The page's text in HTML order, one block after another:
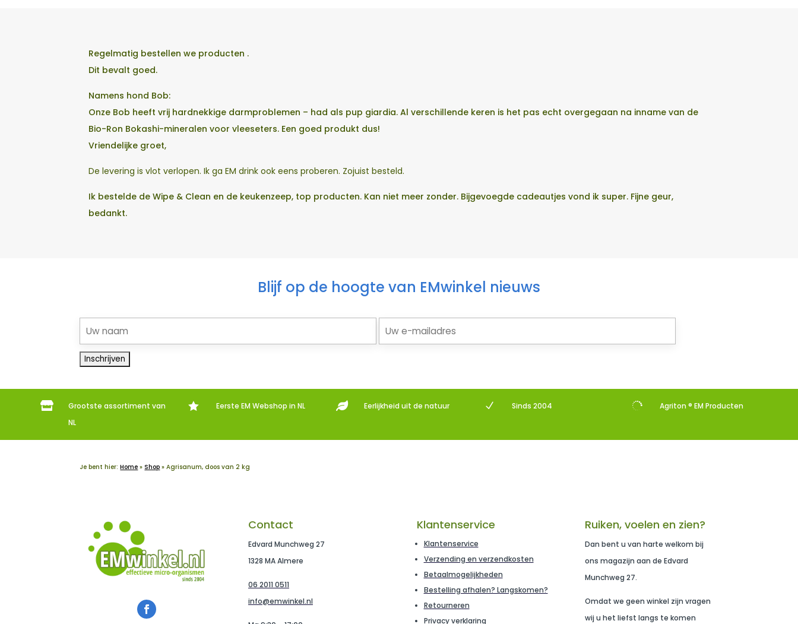
Regelmatig bestellen we producten .
Dit bevalt goed.
Namens hond Bob:
Onze Bob heeft vrij hardnekkige darmproblemen – had als pup giardia. Al verschillende keren is het pas echt overgegaan na inname van de
Bio-Ron Bokashi-mineralen voor vleeseters. Een goed produkt dus!
Vriendelijke groet,
De levering is vlot verlopen. Ik ga EM drink ook eens proberen. Zojuist besteld.
Ik bestelde de Wipe & Clean en de keukenzeep, top producten. Kan niet meer zonder. Bijgevoegde cadeautjes vond ik super. Fijne geur,
bedankt.
Blijf op de hoogte van EMwinkel nieuws

Grootste assortiment van
NL
 Eerste EM Webshop in NL  Eerlijkheid uit de natuur N Sinds 2004  Agriton ® EM Producten
Je bent hier:Home » Shop »Agrisanum, doos van 2 kg
Contact
Edvard Munchweg 27
1328 MA Almere
06 2011 0511
info@emwinkel.nl
Klantenservice
Klantenservice
Verzending en verzendkosten
Betaalmogelijkheden
Bestelling afhalen? Langskomen?
Retourneren
Privacy verklaring
Ruiken, voelen en zien?
Dan bent u van harte welkom bij
ons magazijn aan de Edvard
Munchweg 27.
Omdat we geen winkel zijn vragen
wij u het liefst langs te komen